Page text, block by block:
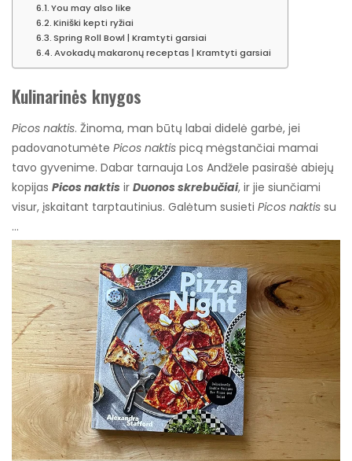
You may also like
Kiniški kepti ryžiai
Spring Roll Bowl | Kramtyti garsiai
Avokadų makaronų receptas | Kramtyti garsiai
Kulinarinės knygos
Picos naktis. Žinoma, man būtų labai didelė garbė, jei
padovanotumėte Picos naktis picą mėgstančiai mamai
tavo gyvenime. Dabar tarnauja Los Andžele pasirašė abiejų
kopijas Picos naktis ir Duonos skrebučiai, ir jie siunčiami
visur, įskaitant tarptautinius. Galėtum susieti Picos naktis su
…